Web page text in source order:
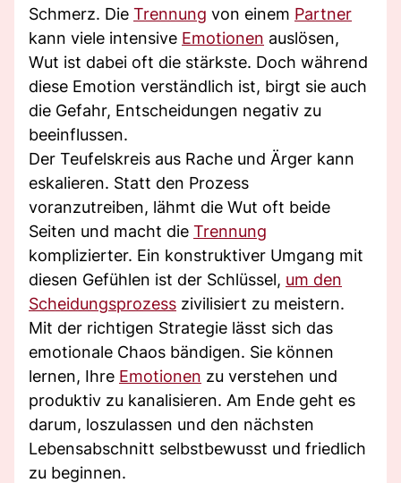
Schmerz. Die Trennung von einem Partner
kann viele intensive Emotionen auslösen,
Wut ist dabei oft die stärkste. Doch während
diese Emotion verständlich ist, birgt sie auch
die Gefahr, Entscheidungen negativ zu
beeinflussen.
Der Teufelskreis aus Rache und Ärger kann
eskalieren. Statt den Prozess
voranzutreiben, lähmt die Wut oft beide
Seiten und macht die Trennung
komplizierter. Ein konstruktiver Umgang mit
diesen Gefühlen ist der Schlüssel, um den
Scheidungsprozess zivilisiert zu meistern.
Mit der richtigen Strategie lässt sich das
emotionale Chaos bändigen. Sie können
lernen, Ihre Emotionen zu verstehen und
produktiv zu kanalisieren. Am Ende geht es
darum, loszulassen und den nächsten
Lebensabschnitt selbstbewusst und friedlich
zu beginnen.